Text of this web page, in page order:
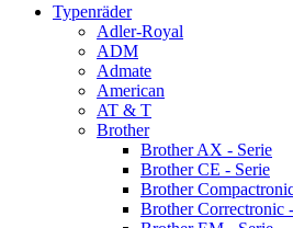
Typenräder
Adler-Royal
ADM
Admate
American
AT & T
Brother
Brother AX - Serie
Brother CE - Serie
Brother
Brother Correctronic